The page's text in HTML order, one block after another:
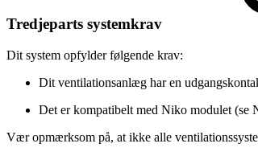
Tredjeparts systemkrav
Dit system opfylder følgende krav:
Dit ventilationsanlæg har en
Det er kompatibelt med Niko modulet (se
Vær opmærksom på, at ikke alle